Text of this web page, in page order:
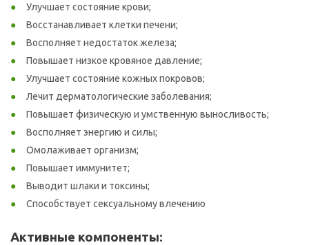
Улучшает состояние крови;
Восстанавливает клетки печени;
Восполняет недостаток железа;
Повышает низкое кровяное давление;
Улучшает состояние кожных покровов;
Лечит дерматологические заболевания;
Повышает физическую и умственную выносливость;
Восполняет энергию и силы;
Омолаживает организм;
Повышает иммунитет;
Выводит шлаки и токсины;
Способствует сексуальному влечению
Активные компоненты: